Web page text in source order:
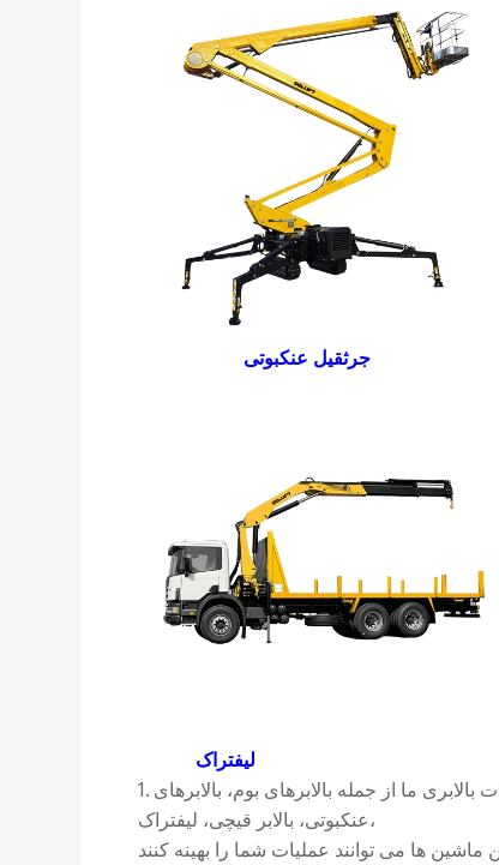
جرثقیل عنکبوتی
لیفتراک
1. جدیدترین نوآوری های ما را کاوش کنید: با پیشرفته ترین تجهیزات بالابری ما از جمله بالابرهای بوم، بالابرهای
عنکبوتی، بالابر قیچی، لیفتراک،